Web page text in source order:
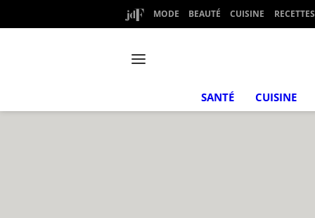
MODE BEAUTÉ CUISINE RECETTES
SANTÉ CUISINE